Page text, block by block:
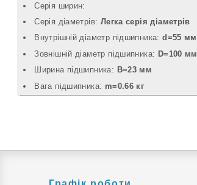
Серія ширин:
Серія діаметрів: Легка серія діаметрів
Внутрішній діаметр підшипника:d=55 мм
Зовнішній діаметр підшипника: D=100 мм
Ширина підшипника: B=23 мм
Вага підшипника: m=0.66 кг